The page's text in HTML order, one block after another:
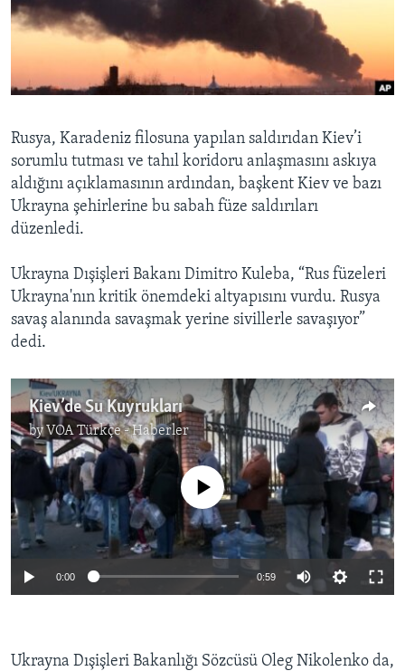
HAYATTAN
BIZI TAKIP EDIN
Diller
Rusya, Karadeniz filosuna yapılan saldırıdan Kiev’i
sorumlu tutması ve tahıl koridoru anlaşmasını askıya
aldığını açıklamasının ardından, başkent Kiev ve bazı
Ukrayna şehirlerine bu sabah füze saldırıları
düzenledi.
Ukrayna Dışişleri Bakanı Dimitro Kuleba, “Rus füzeleri
Ukrayna'nın kritik önemdeki altyapısını vurdu. Rusya
savaş alanında savaşmak yerine sivillerle savaşıyor”
dedi.
Kiev’de Su Kuyrukları
by VOA Türkçe - Haberler
No media source currently available
0:00 0:59
Ukrayna Dışişleri Bakanlığı Sözcüsü Oleg Nikolenko da,